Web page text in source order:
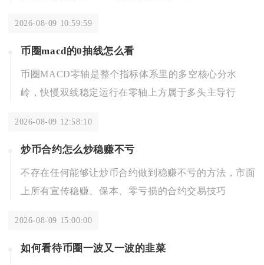
2026-08-09 10:59:59
币圈macd的0抽线怎么看
币圈MACD零轴是整个指标体系里的多空核心分水
岭，快慢双线稳定运行在零轴上方属于多头主导行
2026-08-09 12:58:10
炒币合约怎么炒稳赚不亏
不存在任何能够让炒币合约做到稳赚不亏的方法，市面
上所有宣传稳赚、保本、零亏损的合约交易技巧
2026-08-09 15:00:00
如何看待币圈一波又一波的韭菜